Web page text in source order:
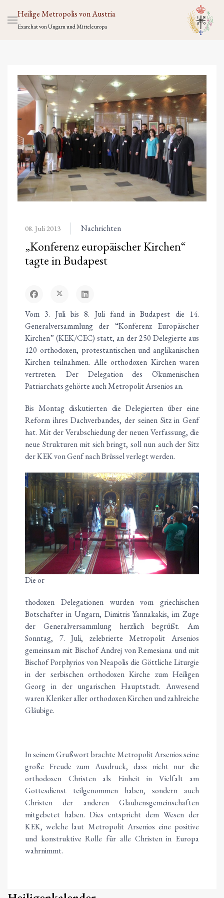
Heilige Metropolis von Austria
Exarchat von Ungarn und Mitteleuropa
08. Juli 2013 Nachrichten
„Konferenz europäischer Kirchen“
tagte in Budapest
Vom 3. Juli bis 8. Juli fand in Budapest die 14.
Generalversammlung der “Konferenz Europäischer
Kirchen” (KEK/CEC) statt, an der 250 Delegierte aus
120 orthodoxen, protestantischen und anglikanischen
Kirchen teilnahmen. Alle orthodoxen Kirchen waren
vertreten. Der Delegation des Ökumenischen
Patriarchats gehörte auch Metropolit Arsenios an.
Bis Montag diskutierten die Delegierten über eine
Reform ihres Dachverbandes, der seinen Sitz in Genf
hat. Mit der Verabschiedung der neuen Verfassung, die
neue Strukturen mit sich bringt, soll nun auch der Sitz
der KEK von Genf nach Brüssel verlegt werden.
Die or
thodoxen Delegationen wurden vom griechischen
Botschafter in Ungarn, Dimitris Yannakakis, im Zuge
der Generalversammlung herzlich begrüßt. Am
Sonntag, 7. Juli, zelebrierte Metropolit Arsenios
gemeinsam mit Bischof Andrej von Remesiana und mit
Bischof Porphyrios von Neapolis die Göttliche Liturgie
in der serbischen orthodoxen Kirche zum Heiligen
Georg in der ungarischen Hauptstadt. Anwesend
waren Kleriker aller orthodoxen Kirchen und zahlreiche
Gläubige.
In seinem Grußwort brachte Metropolit Arsenios seine
große Freude zum Ausdruck, dass nicht nur die
orthodoxen Christen als Einheit in Vielfalt am
Gottesdienst teilgenommen haben, sondern auch
Christen der anderen Glaubensgemeinschaften
mitgebetet haben. Dies entspricht dem Wesen der
KEK, welche laut Metropolit Arsenios eine positive
und konstruktive Rolle für alle Christen in Europa
wahrnimmt.